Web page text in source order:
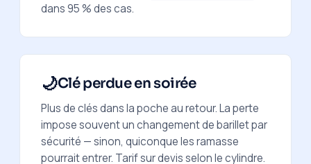
dans 95 % des cas.
🌙Clé perdue en soirée
Plus de clés dans la poche au retour. La perte
impose souvent un changement de barillet par
sécurité — sinon, quiconque les ramasse
pourrait entrer. Tarif sur devis selon le cylindre.